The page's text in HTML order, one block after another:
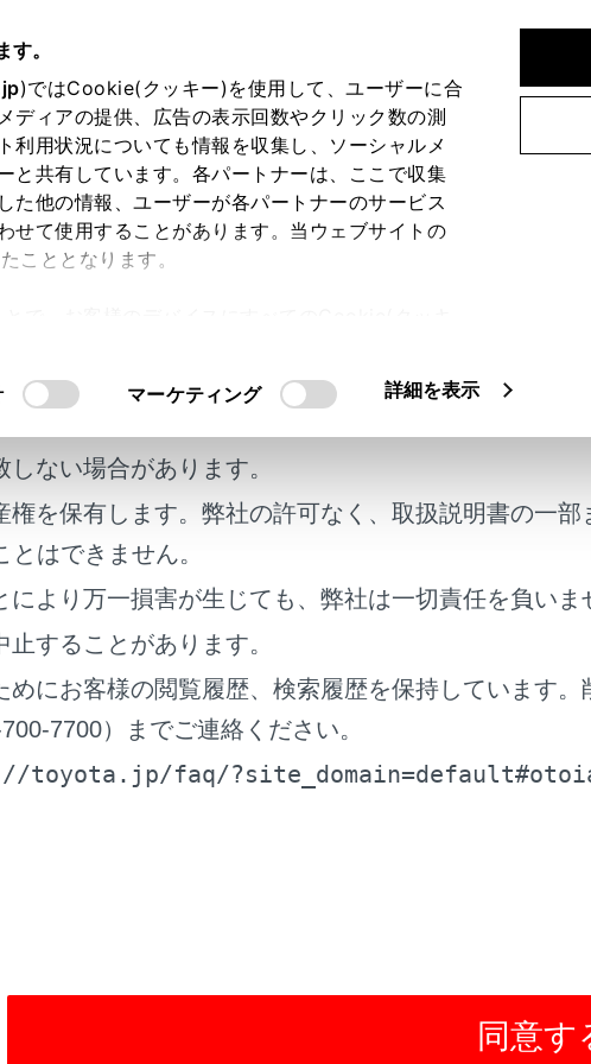
。
)ではCookie(クッキー)を使用して、ユーザーに合
ディアの提供、広告の表示回数やクリック数の測
利用状況についても情報を収集し、ソーシャルメ
と共有しています。各パートナーは、ここで収集
た他の情報、ユーザーが各パートナーのサービス
せて使用することがあります。当ウェブサイトの
こととなります。
マーケティング 詳細を表示
ジオの操作
チします。
す。
ない場合があります。
を保有します。弊社の許可なく、取扱説明書の一部
はできません。
より万一損害が生じても、弊社は一切責任を負いま
することがあります。
にお客様の閲覧履歴、検索履歴を保持しています。
7700）までご連絡ください。
toyota.jp/faq/
同意す